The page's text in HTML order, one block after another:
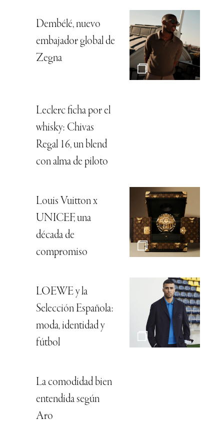
Dembélé, nuevo
embajador global de
Zegna
Leclerc ficha por el
whisky: Chivas
Regal 16, un blend
con alma de piloto
Louis Vuitton x
UNICEF, una
década de
compromiso
LOEWE y la
Selección Española:
moda, identidad y
fútbol
La comodidad bien
entendida según
Aro